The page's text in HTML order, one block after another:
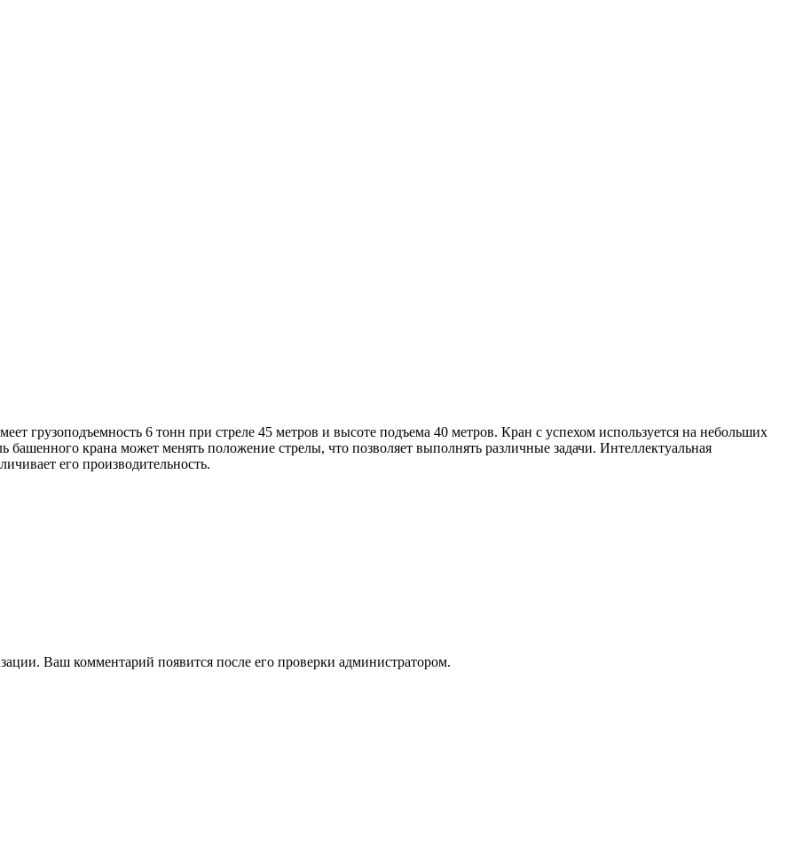
грузоподъемность 6 тонн при стреле 45 метров и высоте подъема 40 метров. Кран с успехом используется на небольших
крана может менять положение стрелы, что позволяет выполнять различные задачи. Интеллектуальная
его производительность.
Ваш комментарий появится после его проверки администратором.